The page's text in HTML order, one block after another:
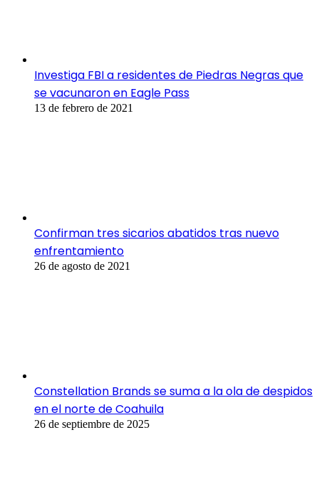
Investiga FBI a residentes de Piedras Negras que
se vacunaron en Eagle Pass
13 de febrero de 2021
Confirman tres sicarios abatidos tras nuevo
enfrentamiento
26 de agosto de 2021
Constellation Brands se suma a la ola de despidos
en el norte de Coahuila
26 de septiembre de 2025